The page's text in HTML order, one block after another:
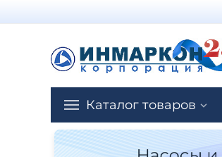
Каталог товаров